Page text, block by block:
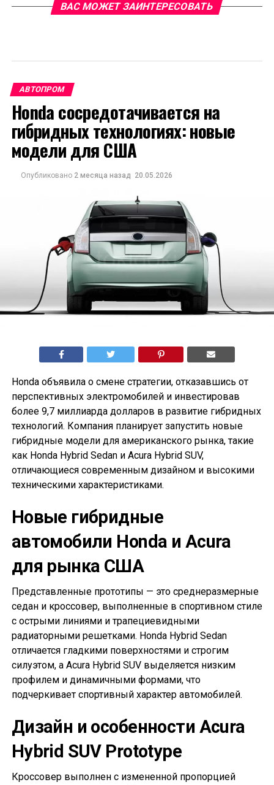
ВАС МОЖЕТ ЗАИНТЕРЕСОВАТЬ
АВТОПРОМ
Honda сосредотачивается на
гибридных технологиях: новые
модели для США
Опубликовано 2 месяца назад 20.05.2026
Honda объявила о смене стратегии, отказавшись от
перспективных электромобилей и инвестировав
более 9,7 миллиарда долларов в развитие гибридных
технологий. Компания планирует запустить новые
гибридные модели для американского рынка, такие
как Honda Hybrid Sedan и Acura Hybrid SUV,
отличающиеся современным дизайном и высокими
техническими характеристиками.
Новые гибридные
автомобили Honda и Acura
для рынка США
Представленные прототипы — это среднеразмерные
седан и кроссовер, выполненные в спортивном стиле
с острыми линиями и трапециевидными
радиаторными решетками. Honda Hybrid Sedan
отличается гладкими поверхностями и строгим
силуэтом, а Acura Hybrid SUV выделяется низким
профилем и динамичными формами, что
подчеркивает спортивный характер автомобилей.
Дизайн и особенности Acura
Hybrid SUV Prototype
Кроссовер выполнен с измененной пропорцией